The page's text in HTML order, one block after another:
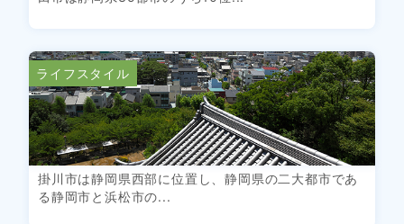
ライフスタイル
掛川市は静岡県西部に位置し、静岡県の二大都市であ
る静岡市と浜松市の...